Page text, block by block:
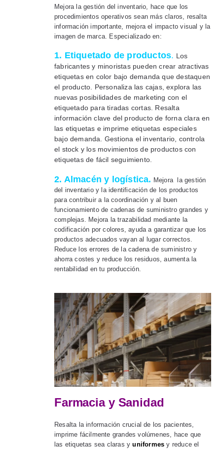
Mejora la gestión del inventario, hace que los
procedimientos operativos sean más claros, resalta
información importante, mejora el impacto visual y la
imagen de marca. Especializado en:
1. Etiquetado de productos. Los
fabricantes y minoristas pueden crear atractivas
etiquetas en color bajo demanda que destaquen
el producto. Personaliza las cajas, explora las
nuevas posibilidades de marketing con el
etiquetado para tiradas cortas. Resalta
información clave del producto de forna clara en
las etiquetas e imprime etiquetas especiales
bajo demanda. Gestiona el inventario, controla
el stock y los movimientos de productos con
etiquetas de fácil seguimiento.
2. Almacén y logística. Mejora la gestión
del inventario y la identificación de los productos
para contribuir a la coordinación y al buen
funcionamiento de cadenas de suministro grandes y
complejas. Mejora la trazabilidad mediante la
codificación por colores, ayuda a garantizar que los
productos adecuados vayan al lugar correctos.
Reduce los errores de la cadena de suministro y
ahorra costes y reduce los residuos, aumenta la
rentabilidad en tu producción.
Farmacia y Sanidad
Resalta la información crucial de los pacientes,
imprime fácilmente grandes volúmenes, hace que
las etiquetas sea claras yuniformes y reduce el